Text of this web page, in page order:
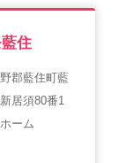
住
郡藍住町藍
居須80番1
ーム